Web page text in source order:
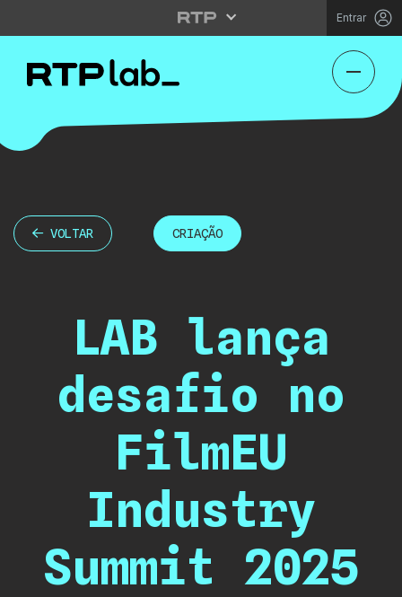
Entrar
VOLTAR CRIAÇÃO
LAB lança
desafio no
FilmEU
Industry
Summit 2025